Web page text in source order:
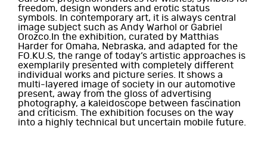
freedom, design wonders and erotic status
symbols.
In contemporary art, it is always central
image subject such as Andy Warhol or Gabriel
Orozco. In the exhibition, curated by Matthias
Harder for Omaha, Nebraska, and adapted for the
FO.KU.S, the range of today’s artistic approaches is
exemplarily presented with completely different
individual works and picture series.
It shows a
multi-layered image of society in our automotive
present, away from the gloss of advertising
photography, a kaleidoscope between fascination
and criticism. The exhibition focuses on the way
into a highly technical but uncertain mobile future.